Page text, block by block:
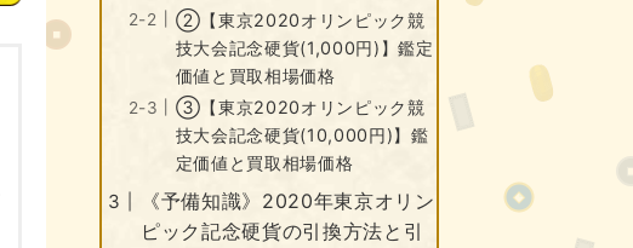
②【東京2020オリンピック競
技大会記念硬貨(1,000円)】鑑定
価値と買取相場価格
③【東京2020オリンピック競
技大会記念硬貨(10,000円)】鑑
定価値と買取相場価格
《予備知識》2020年東京オリン
ピック記念硬貨の引換方法と引